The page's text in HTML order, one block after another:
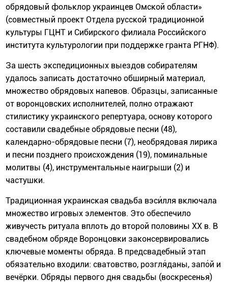
обрядовый фольклор украинцев Омской области»
(совместный проект Отдела русской традиционной
культуры ГЦНТ и Сибирского филиала Российского
института культурологии при поддержке гранта РГНФ).
За шесть экспедиционных выездов собирателям
удалось записать достаточно обширный материал,
множество обрядовых напевов. Образцы, записанные
от воронцовских исполнителей, полно отражают
стилистику украинского репертуара, основу которого
составили свадебные обрядовые песни (48),
календарно-обрядовые песни (7), необрядовая лирика
и песни позднего происхождения (19), поминальные
молитвы (4), инструментальные наигрыши (2) и
частушки.
Традиционная украинская свадьба вэси́лля включала
множество игровых элементов. Это обеспечило
живучесть ритуала вплоть до второй половины XX в. В
свадебном обряде Воронцовки законсервировались
ключевые моменты обряда. В предсвадебный этап
обязательно входили: сватовство, розгля́даны, запо́й и
вечёрки. Обряды первого дня свадьбы (воскресенья)